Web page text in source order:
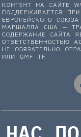
КОНТЕНТ НА САЙТЕ
ПОДДЕРЖИВАЕТСЯ
ЕВРОПЕЙСКОГО
МАРШАЛЛА США —
СОДЕРЖАНИЕ САЙТА
ОТВЕТСТВЕННОСТЬЮ
НЕ ОБЯЗАТЕЛЬНО
ИЛИ GMF TF.